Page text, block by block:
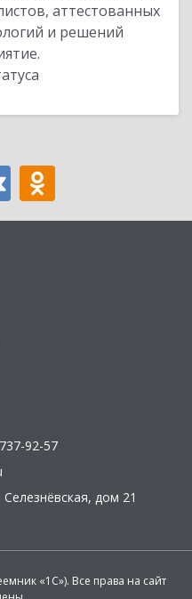
аттестованных
и решений
92-57
Селезнёвская, дом 21
«1С»). Все права на сайт